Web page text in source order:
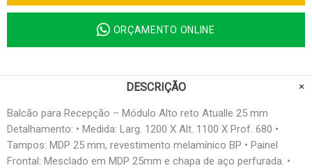
ORÇAMENTO ONLINE
DESCRIÇÃO
Balcão para Recepção – Módulo Alto reto Atualle 25 mm
Detalhamento: • Medida: Larg. 1200 X Alt. 1100 X Prof. 680 •
Tampos: MDP 25 mm, revestimento melamínico BP • Painel
Frontal: Mesclado em MDP 25mm e chapa de aço perfurada. •